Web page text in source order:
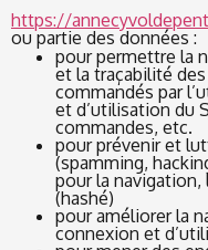
https://
ou partie des données :
pour permettre la
et la traçabilité
commandés par
et d’utilisation du
commandes, etc.
pour prévenir et
(spamming,
pour la navigation,
(hashé)
pour améliorer la
connexion et